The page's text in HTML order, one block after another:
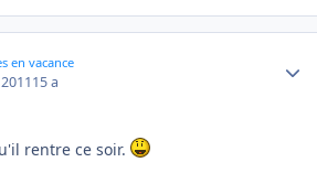
en vacance
15 a
rentre ce soir.